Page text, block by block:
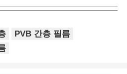
PVB 간층 필름